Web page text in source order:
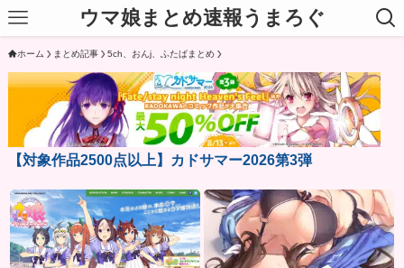
ウマ娘まとめ速報うまろぐ
ホーム まとめ記事 5ch、おんj、ふたばまとめ
【対象作品2500点以上】カドサマー2026第3弾